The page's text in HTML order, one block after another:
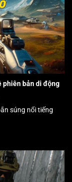
phiên bản di động
súng nổi tiếng